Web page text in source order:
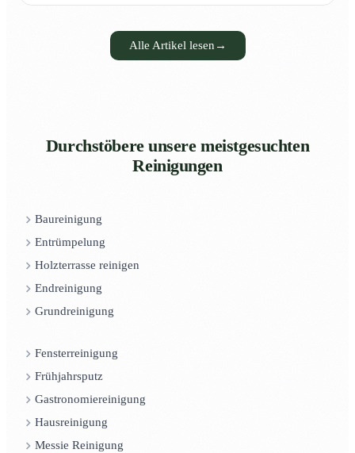
Alle Artikel lesen →
Durchstöbere unsere meistgesuchten
Reinigungen
Baureinigung
Entrümpelung
Holzterrasse reinigen
Endreinigung
Grundreinigung
Fensterreinigung
Frühjahrsputz
Gastronomiereinigung
Hausreinigung
Messie Reinigung